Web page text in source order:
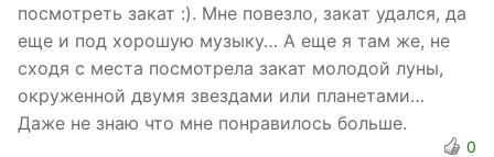
посмотреть закат :). Мне повезло, закат удался, да
еще и под хорошую музыку… А еще я там же, не
сходя с места посмотрела закат молодой луны,
окруженной двумя звездами или планетами…
Даже не знаю что мне понравилось больше.
0